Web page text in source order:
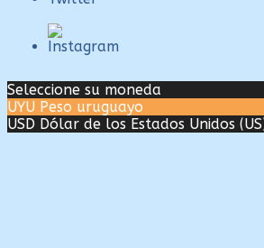
Seleccione su moneda
UYU Peso uruguayo
USD Dólar de los Estados Unidos